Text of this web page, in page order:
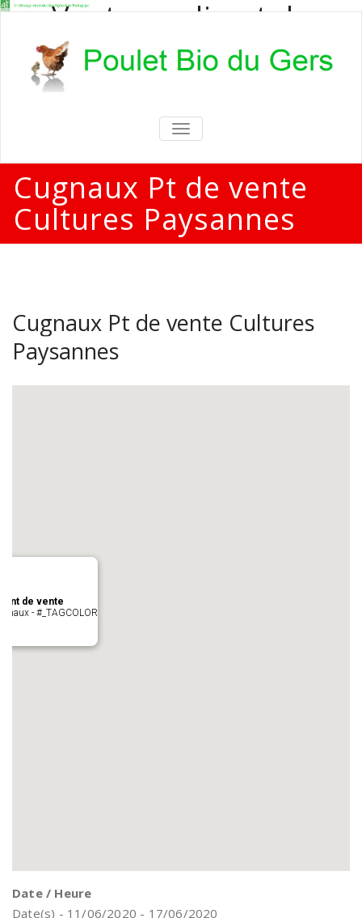
Vente en direct de
poulets bio
Vente en direct de poulets bio aux
particuliers et professionnels
TOGGLE
NAVIGATION
Cugnaux Pt de vente
Cultures Paysannes
Cugnaux Pt de vente Cultures
Paysannes
de vente
- #_TAGCOLOR
Date / Heure
Date(s) - 11/06/2020 - 17/06/2020